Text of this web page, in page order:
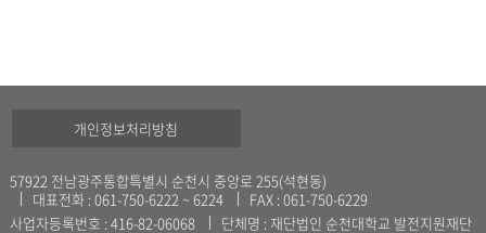
개인정보처리방침
57922 전남광주통합특별시 순천시 중앙로 255(석현동)
대표전화 : 061-750-6222 ~ 6224
FAX : 061-750-6229
사업자등록번호 : 416-82-06068
단체명 : 재단법인 순천대학교 발전지원재단